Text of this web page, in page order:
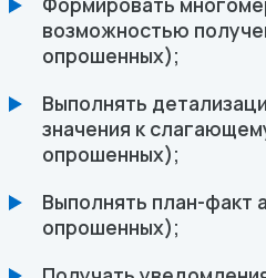
возможностью
опрошенных);
Выполнять
значения к
опрошенных);
Выполнять план-факт
опрошенных);